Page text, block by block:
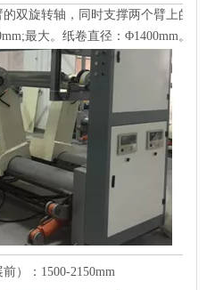
双旋转轴，同时支撑两个臂上的两
最大。纸卷直径：Φ1400mm。
）：1500-2150mm